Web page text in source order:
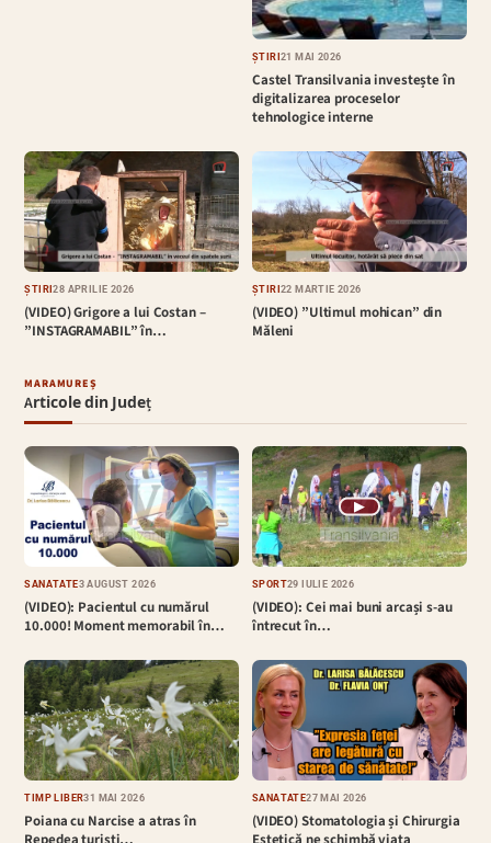
ȘTIRI21 MAI 2026
Castel Transilvania investește în
digitalizarea proceselor
tehnologice interne
ȘTIRI28 APRILIE 2026
(VIDEO) Grigore a lui Costan –
”INSTAGRAMABIL” în…
ȘTIRI22 MARTIE 2026
(VIDEO) ”Ultimul mohican” din
Măleni
MARAMUREȘ
Articole din Județ
SĂNĂTATE3 AUGUST 2026
(VIDEO): Pacientul cu numărul
10.000! Moment memorabil în…
▶
SPORT29 IULIE 2026
(VIDEO): Cei mai buni arcași s-au
întrecut în…
TIMP LIBER31 MAI 2026
Poiana cu Narcise a atras în
SĂNĂTATE27 MAI 2026
(VIDEO) Stomatologia și Chirurgia